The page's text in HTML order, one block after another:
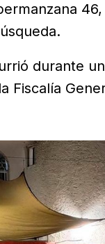
durante
Fiscalía